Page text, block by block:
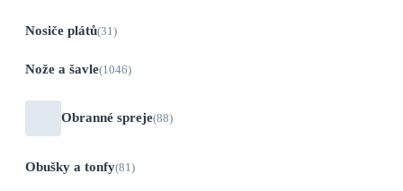
Nosiče plátů(31)
Nože a šavle(1046)
Obranné spreje(88)
Obušky a tonfy(81)